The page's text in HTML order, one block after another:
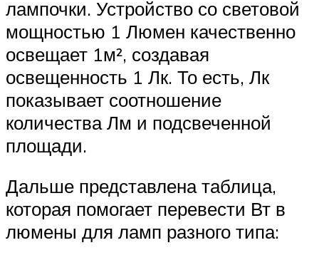
лампочки. Устройство со световой
мощностью 1 Люмен качественно
освещает 1м², создавая
освещенность 1 Лк. То есть, Лк
показывает соотношение
количества Лм и подсвеченной
площади.
Дальше представлена таблица,
которая помогает перевести Вт в
люмены для ламп разного типа: